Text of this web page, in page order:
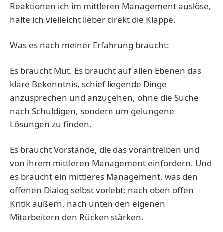
Reaktionen ich im mittleren Management auslöse,
halte ich vielleicht lieber direkt die Klappe.
Was es nach meiner Erfahrung braucht:
Es braucht Mut. Es braucht auf allen Ebenen das
klare Bekenntnis, schief liegende Dinge
anzusprechen und anzugehen, ohne die Suche
nach Schuldigen, sondern um gelungene
Lösungen zu finden.
Es braucht Vorstände, die das vorantreiben und
von ihrem mittleren Management einfordern. Und
es braucht ein mittleres Management, was den
offenen Dialog selbst vorlebt: nach oben offen
Kritik äußern, nach unten den eigenen
Mitarbeitern den Rücken stärken.